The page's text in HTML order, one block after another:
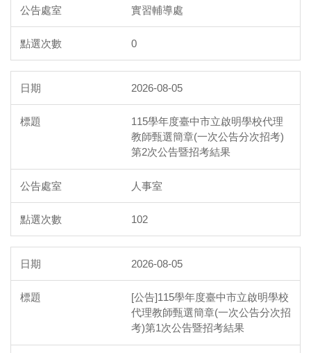
實習輔導處
0
2026-08-05
115學年度臺中市立啟明學校代理
教師甄選簡章(一次公告分次招考)
第2次公告暨招考結果
人事室
102
2026-08-05
[公告]115學年度臺中市立啟明學校
代理教師甄選簡章(一次公告分次招
考)第1次公告暨招考結果